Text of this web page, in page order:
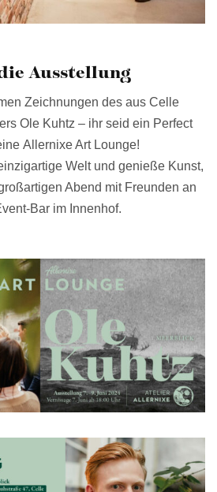
Ausstellung
Zeichnungen des aus Celle
Ole Kuhtz – ihr seid ein Perfect
Allernixe Art Lounge!
Welt und genieße Kunst,
Abend mit Freunden an
Bar im Innenhof.